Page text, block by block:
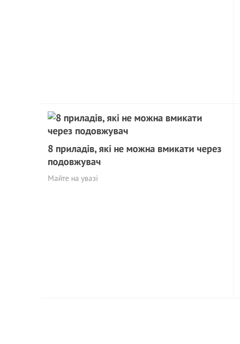
8 приладів, які не можна вмикати через
подовжувач
Майте на увазі